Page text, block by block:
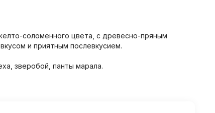
соломенного цвета, с древесно-пряным
и приятным послевкусием.
зверобой, панты марала.